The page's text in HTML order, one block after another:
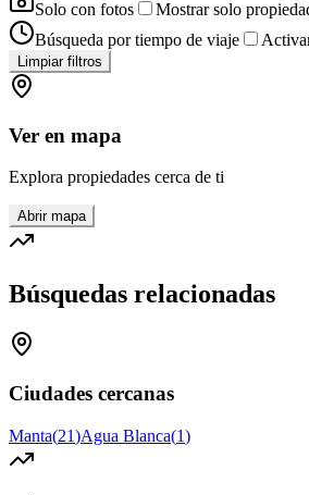
Solo con fotos
Mostrar solo
Búsqueda por tiempo de viaje
Limpiar filtros
Ver en mapa
Explora propiedades cerca de ti
Abrir mapa
Búsquedas relacionadas
Ciudades cercanas
Manta(21)Agua Blanca(1)